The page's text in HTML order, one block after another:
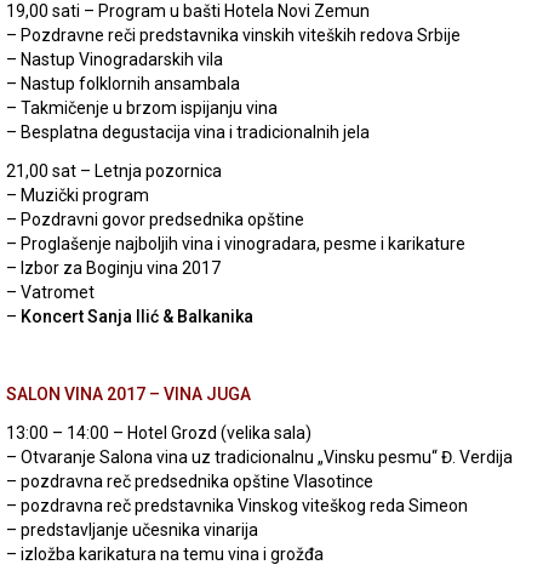
19,00 sati – Program u bašti Hotela Novi Zemun
– Pozdravne reči predstavnika vinskih viteških redova Srbije
– Nastup Vinogradarskih vila
– Nastup folklornih ansambala
– Takmičenje u brzom ispijanju vina
– Besplatna degustacija vina i tradicionalnih jela
21,00 sat – Letnja pozornica
– Muzički program
– Pozdravni govor predsednika opštine
– Proglašenje najboljih vina i vinogradara, pesme i karikature
– Izbor za Boginju vina 2017
– Vatromet
– Koncert Sanja Ilić & Balkanika
SALON VINA 2017 – VINA JUGA
13:00 – 14:00 – Hotel Grozd (velika sala)
– Otvaranje Salona vina uz tradicionalnu „Vinsku pesmu“ Đ. Verdija
– pozdravna reč predsednika opštine Vlasotince
– pozdravna reč predstavnika Vinskog viteškog reda Simeon
– predstavljanje učesnika vinarija
– izložba karikatura na temu vina i grožđa